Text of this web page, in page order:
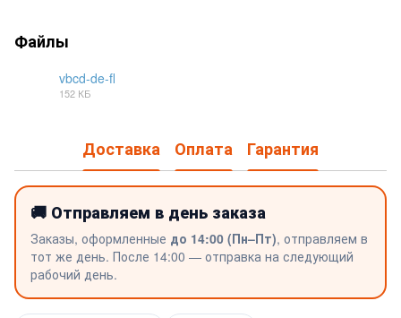
Файлы
vbcd-de-fl
152 КБ
Доставка Оплата Гарантия
🚚 Отправляем в день заказа
Заказы, оформленные до 14:00 (Пн–Пт), отправляем в
тот же день. После 14:00 — отправка на следующий
рабочий день.